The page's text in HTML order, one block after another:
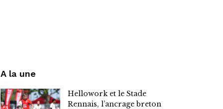
A la une
Hellowork et le Stade
Rennais, l’ancrage breton